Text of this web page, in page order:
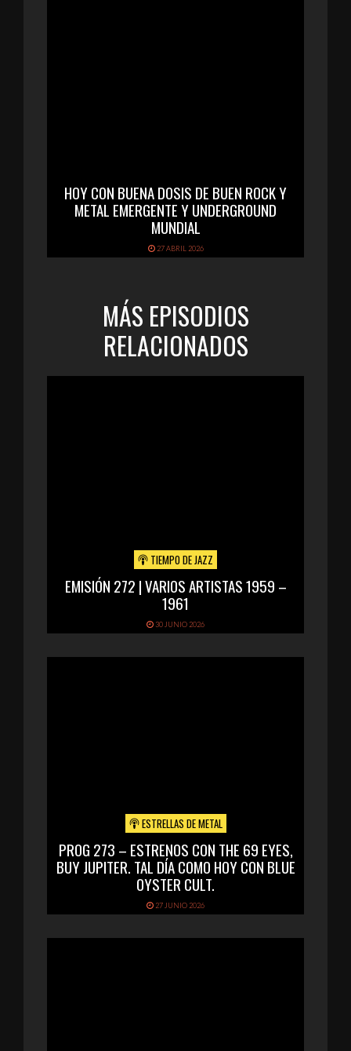
HOY CON BUENA DOSIS DE BUEN ROCK Y
METAL EMERGENTE Y UNDERGROUND
MUNDIAL
27 ABRIL 2026
MÁS EPISODIOS
RELACIONADOS
TIEMPO DE JAZZ
EMISIÓN 272 | VARIOS ARTISTAS 1959 –
1961
30 JUNIO 2026
ESTRELLAS DE METAL
PROG 273 – ESTRENOS CON THE 69 EYES,
BUY JUPITER. TAL DÍA COMO HOY CON BLUE
OYSTER CULT.
27 JUNIO 2026